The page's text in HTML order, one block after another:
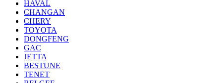
HAVAL
CHANGAN
CHERY
TOYOTA
DONGFENG
GAC
JETTA
BESTUNE
TENET